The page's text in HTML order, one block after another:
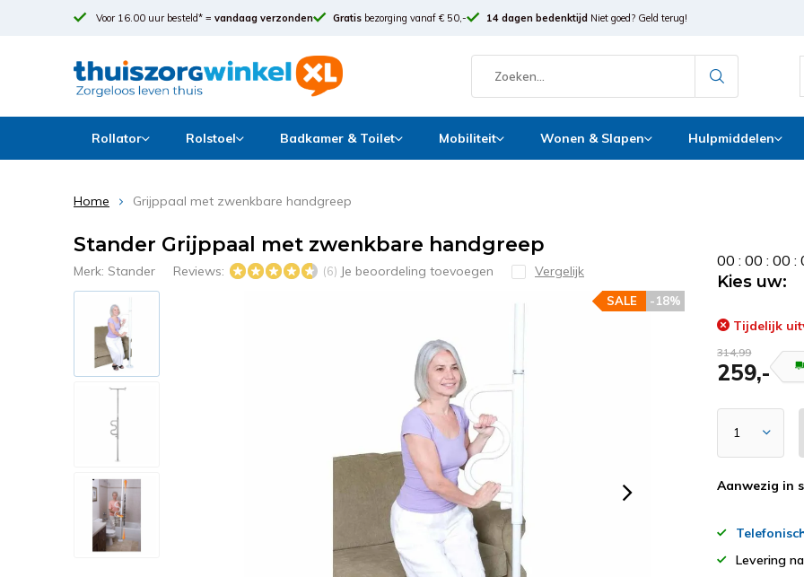
Voor 16.00 uur besteld* = vandaag verzonden Gratis bezorging vanaf € 50,- 14 dagen bedenktijd Niet goed? Geld terug!
Rollator Rolstoel Badkamer & Toilet Mobiliteit Wonen & Slapen Hulpmiddelen
Home Grijppaal met zwenkbare handgreep
Stander Grijppaal met zwenkbare handgreep
Merk: Stander Reviews: (6) Je beoordeling toevoegen Vergelijk
-18%
SALE
00 :00 :00 :
Kies uw:
Tijdelijk
314,99
259,-
Aanwezig in
Levering